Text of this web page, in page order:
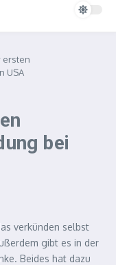
ersten
USA
bei
verkünden selbst
gibt es in der
Beides hat dazu